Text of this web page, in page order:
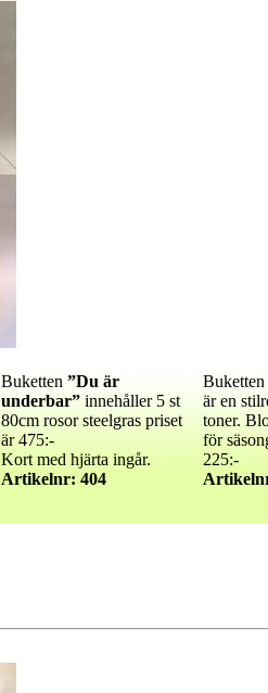
Buketten ”Du är
underbar” innehåller 5 st
80cm rosor steelgras priset
är 475:-
Kort med hjärta ingår.
Artikelnr: 404
Buketten
är en
toner.
för
225:-